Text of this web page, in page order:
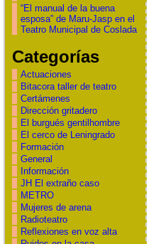
“El manual de la buena
esposa” de Maru-Jasp en el
Teatro Municipal de Coslada
Categorías
Actuaciones
Bitacora taller de teatro
Certámenes
Dirección gritadero
El burgués gentilhombre
El cerco de Leningrado
Formación
General
Información
JH El extraño caso
METRO
Mujeres de arena
Radioteatro
Reflexiones en voz alta